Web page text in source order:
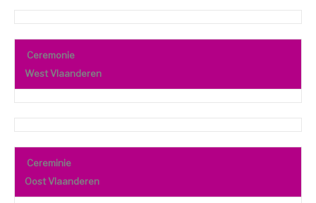
Ceremonie
West Vlaanderen
Cereminie
Oost Vlaanderen